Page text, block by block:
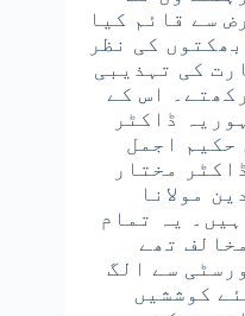
سے قائم کیا
کی نظر
کی تہذیبی
اس کے
ڈاکٹر
حکیم اجمل
مختار
مولانا
یہ تمام
تھے
سے الگ
کوششیں